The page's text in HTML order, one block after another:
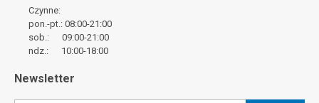
Czynne:
pon.-pt.: 08:00-21:00
sob.: 09:00-21:00
ndz.: 10:00-18:00
Newsletter